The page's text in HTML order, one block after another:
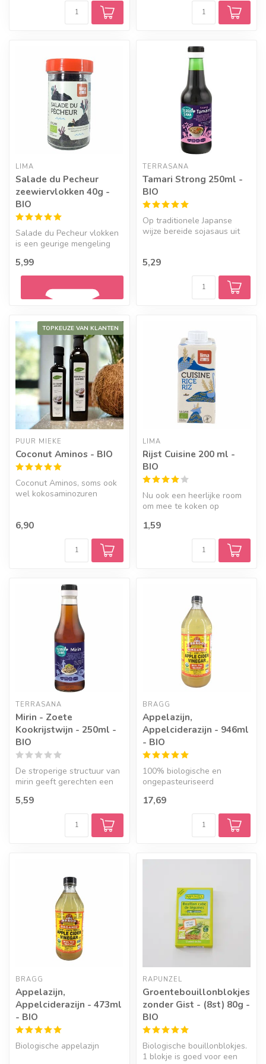
LIMA
Salade du Pecheur
zeewiervlokken 40g -
BIO
Salade du Pecheur vlokken
is een geurige mengeling
5,99
Geef een seintje
TERRASANA
Tamari Strong 250ml -
BIO
Op traditionele Japanse
wijze bereide sojasaus uit
5,29
TOPKEUZE VAN KLANTEN
PUUR MIEKE
Coconut Aminos - BIO
Coconut Aminos, soms ook
wel kokosaminozuren
6,90
LIMA
Rijst Cuisine 200 ml -
BIO
Nu ook een heerlijke room
om mee te koken op
1,59
TERRASANA
Mirin - Zoete
Kookrijstwijn - 250ml -
BIO
De stroperige structuur van
mirin geeft gerechten een
is...
5,59
BRAGG
Appelazijn,
Appelciderazijn - 946ml
- BIO
100% biologische en
ongepasteuriseerd
17,69
BRAGG
Appelazijn,
Appelciderazijn - 473ml
- BIO
Biologische appelazijn
RAPUNZEL
Groentebouillonblokjes
zonder Gist - (8st) 80g -
BIO
Biologische bouillonblokjes.
1 blokje is goed voor een